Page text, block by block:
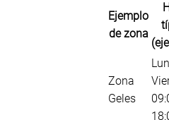
Ejemplo
de zona
Zona
Geles